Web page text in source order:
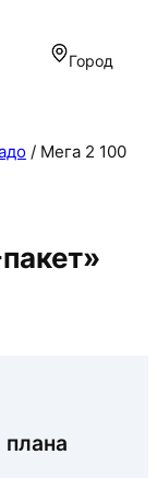
Город
/ Мега 2 100